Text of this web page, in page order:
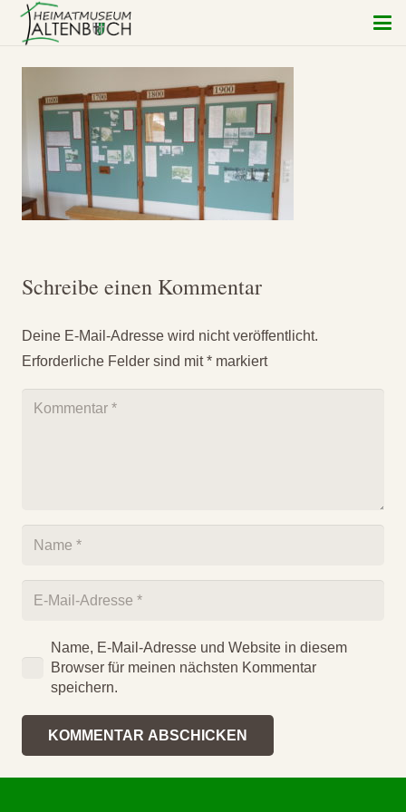
Schreibe einen Kommentar
Deine E-Mail-Adresse wird nicht veröffentlicht.
Erforderliche Felder sind mit* markiert
Name, E-Mail-Adresse und Website in diesem
Browser für meinen nächsten Kommentar
speichern.
KOMMENTAR ABSCHICKEN